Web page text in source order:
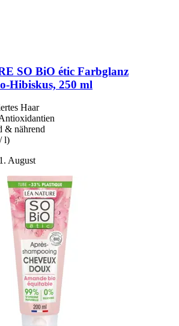
SO BiO étic Farbglanz
​Hibiskus, 250 ml
Haar
& nährend
l)
August